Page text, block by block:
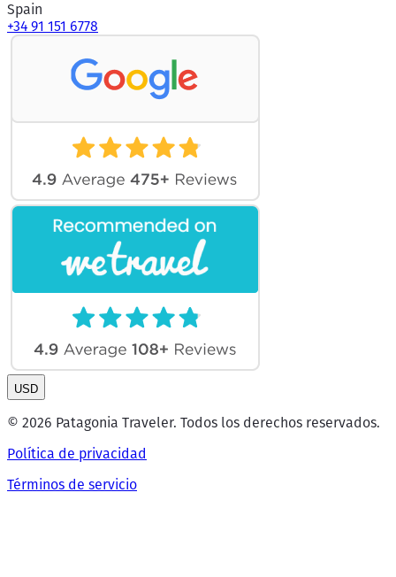
Spain
+34 91 151 6778
USD
© 2026 Patagonia Traveler. Todos los derechos reservados.
Política de privacidad
Términos de servicio